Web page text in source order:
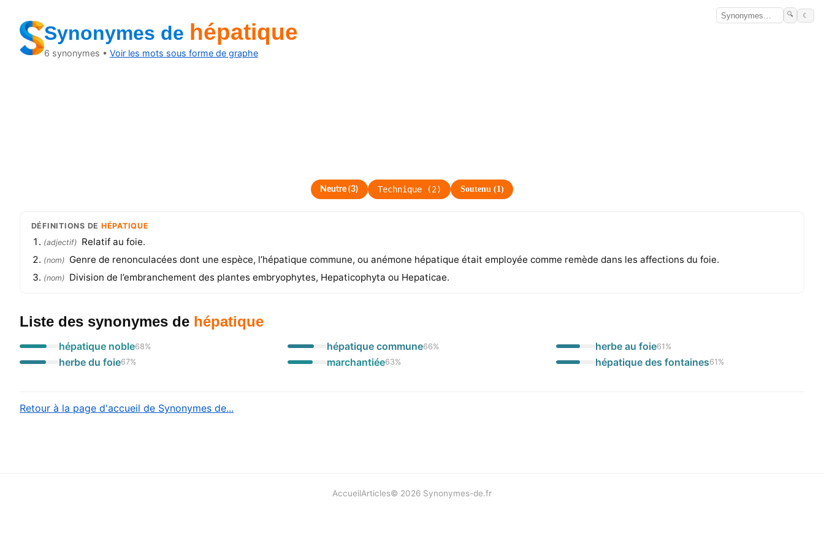
🔍 ☾
Synonymes de hépatique
6 synonymes • Voir les mots sous forme de graphe
Neutre (3) Technique(2) Soutenu(1)
DÉFINITIONS DE HÉPATIQUE
(adjectif) Relatif au foie.
(nom) Genre de renonculacées dont une espèce, l’hépatique commune, ou anémone hépatique était employée comme remède dans les affections du foie.
(nom) Division de l’embranchement des plantes embryophytes, Hepaticophyta ou Hepaticae.
Liste des synonymes de hépatique
hépatique noble68%
herbe du foie67%
hépatique commune66%
marchantiée63%
herbe au foie61 %
hépatique des fontaines61 %
Retour à la page d'accueil de Synonymes de...
AccueilArticles© 2026 Synonymes-de.fr